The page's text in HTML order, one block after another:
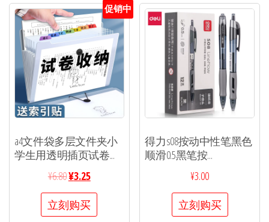
促销中
a4文件袋多层文件夹小
学生用透明插页试卷...
¥6.80¥3.25
立刻购买
得力s08按动中性笔黑色
顺滑0.5黑笔按...
¥3.00
立刻购买